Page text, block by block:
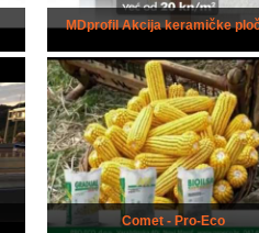
MDprofil Akcija keramičke
Comet - Pro-Eco